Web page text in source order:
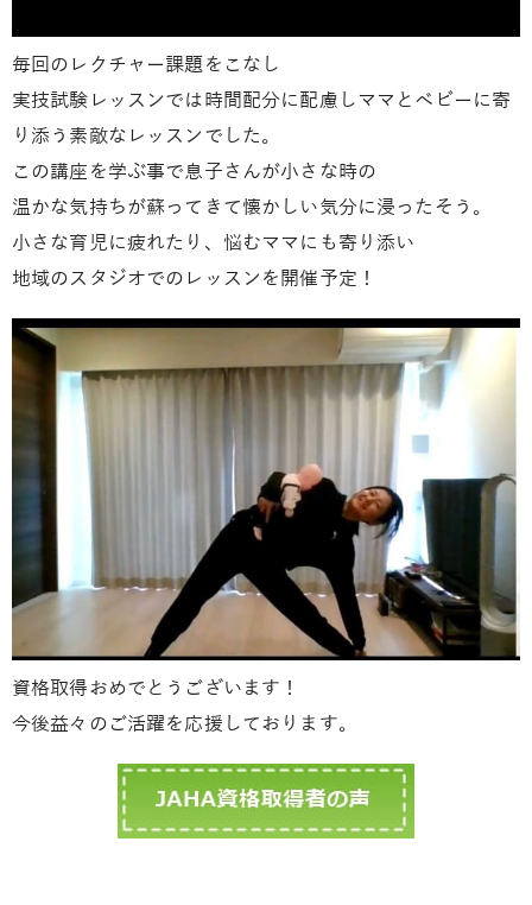
毎回のレクチャー課題をこなし
実技試験レッスンでは時間配分に配慮しママとベビーに寄
り添う素敵なレッスンでした。
この講座を学ぶ事で息子さんが小さな時の
温かな気持ちが蘇ってきて懐かしい気分に浸ったそう。
小さな育児に疲れたり、悩むママにも寄り添い
地域のスタジオでのレッスンを開催予定！
資格取得おめでとうございます！
今後益々のご活躍を応援しております。